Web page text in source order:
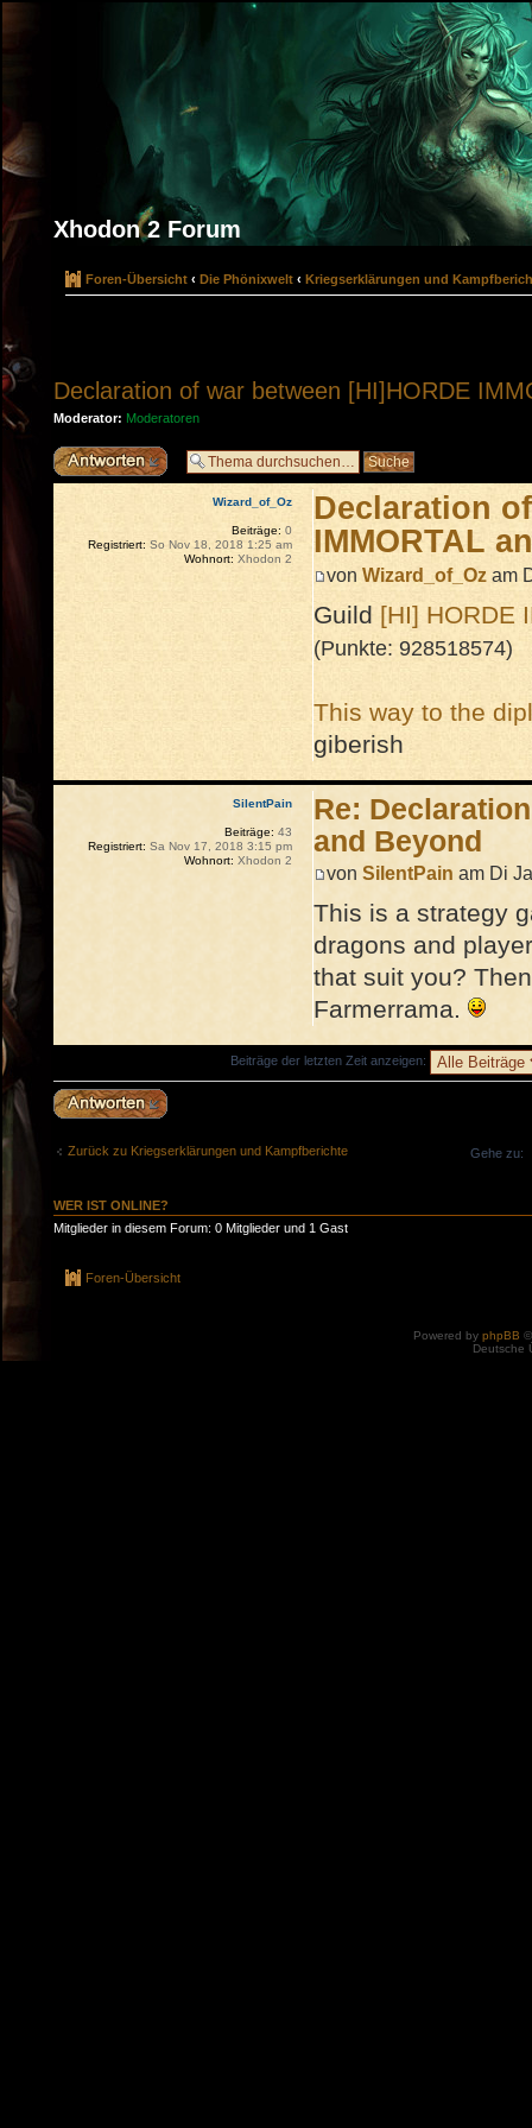
Xhodon 2 Forum
Foren-Übersicht ‹ Die Phönixwelt ‹ Kriegserklärungen und
Declaration of war between [HI]HORDE
Moderator: Moderatoren
Antwort erstellen
Declaration
IMMORTAL
von Wizard_of_Oz am
Guild [HI] HORDE
(Punkte: 928518574)
This way to the
giberish
Wizard_of_Oz
Beiträge: 0
Registriert: So Nov 18, 2018 1:25 am
Wohnort: Xhodon 2
Re:
and Beyond
von SilentPain am Di
This is a strategy
dragons and
that suit you?
Farmerrama.
SilentPain
Beiträge: 43
Registriert: Sa Nov 17, 2018 3:15 pm
Wohnort: Xhodon 2
Beiträge der letzten Zeit anzeigen:
Antwort erstellen
Zurück zu Kriegserklärungen und Kampfberichte Gehe zu:
WER IST ONLINE?
Mitglieder in diesem Forum: 0 Mitglieder und 1 Gast
Foren-Übersicht
Powered by phpBB
Deutsche